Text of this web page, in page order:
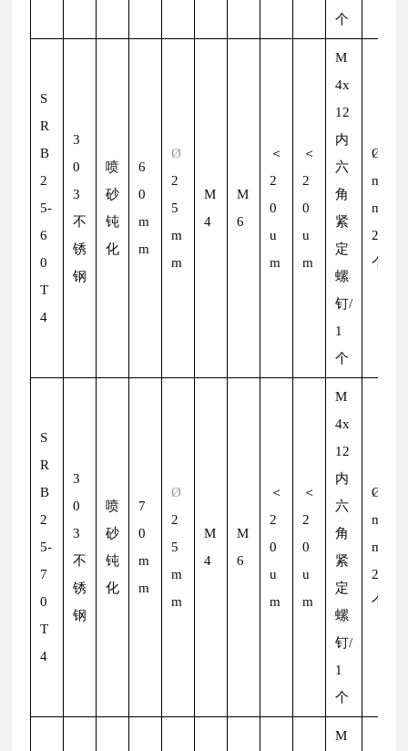
个
S
R
B
2
5-
6
0
T
4
3
0
3
不
锈
钢
喷
砂
钝
化
6
0
m
m
Ø
2
5
m
m
M
4
M
6
＜
2
0
u
m
＜
2
0
u
m
M
4x
12
内
六
角
紧
定
螺
钉/
1
个
Ø
m
m/
2
个
S
R
B
2
5-
7
0
T
4
3
0
3
不
锈
钢
喷
砂
钝
化
7
0
m
m
Ø
2
5
m
m
M
4
M
6
＜
2
0
u
m
＜
2
0
u
m
M
4x
12
内
六
角
紧
定
螺
钉/
1
个
Ø
m
m/
2
个
M